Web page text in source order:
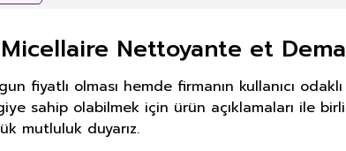
Nettoyante et
fiyatlı olması hemde firmanın kullanıcı
sahip olabilmek için ürün açıklamaları ile
mutluluk duyarız.